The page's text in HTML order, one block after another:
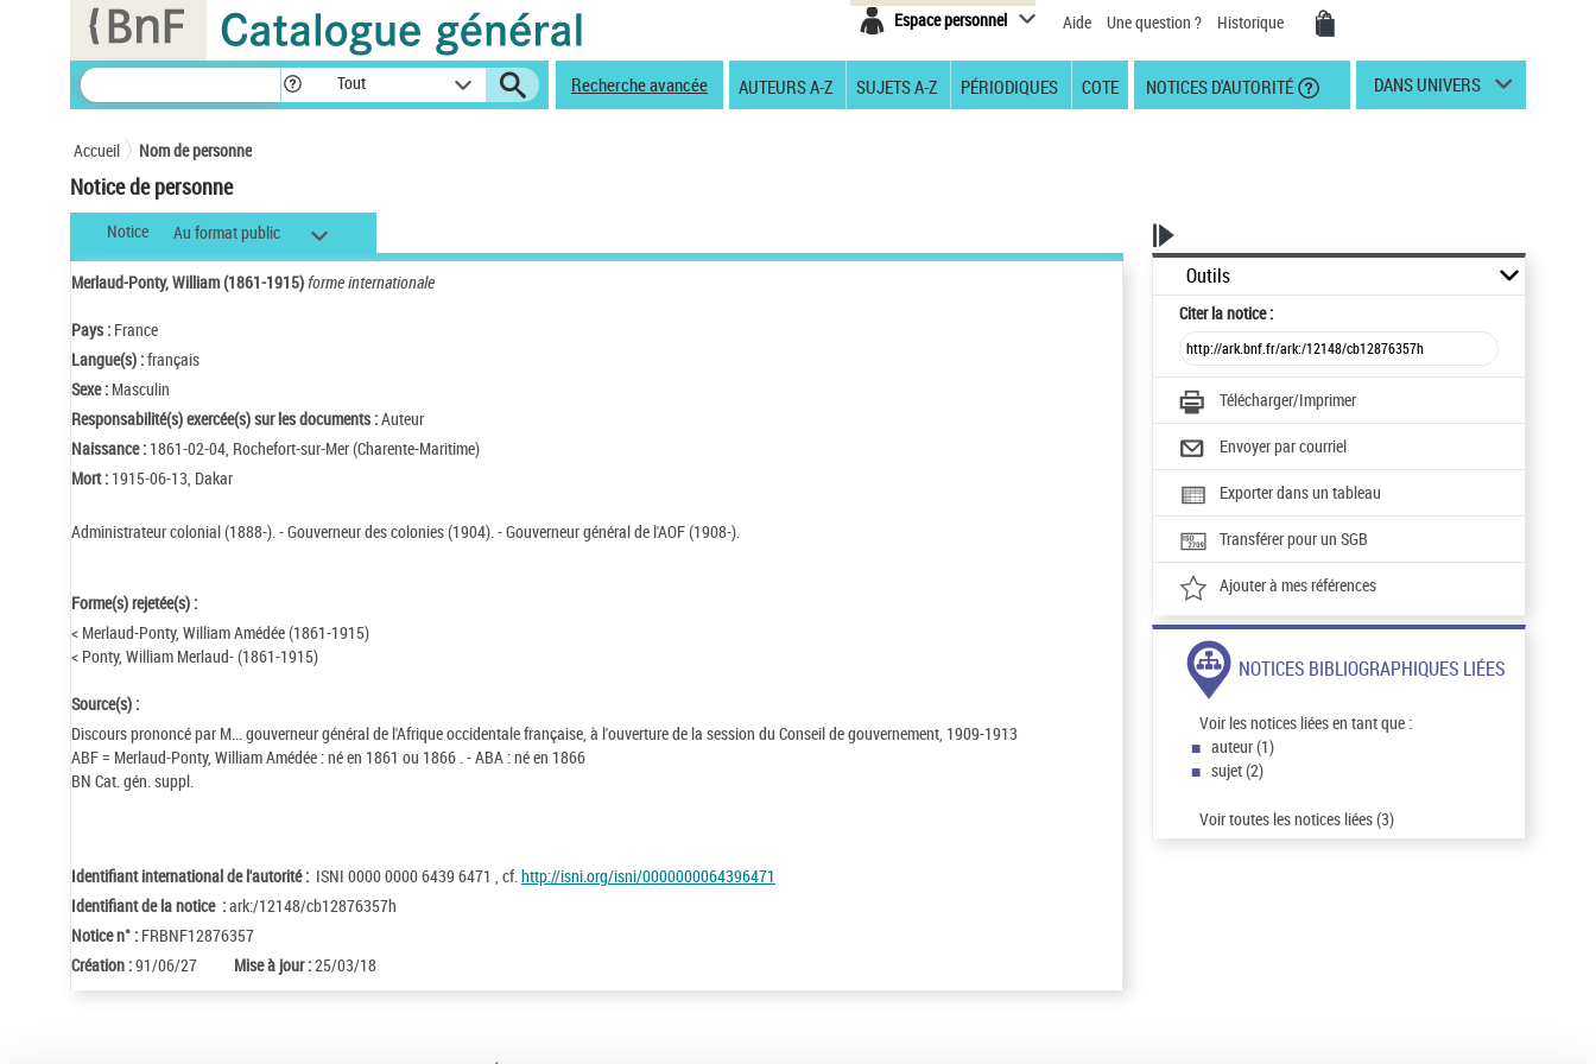
Espace personnel Aide Une question ? Historique
Tout Recherche avancée AUTEURS A-Z SUJETS A-Z PÉRIODIQUES COTE NOTICES D'AUTORITÉ DANS UNIVERS
Accueil Nom de personne
Notice de personne
Notice Au format public
Merlaud-Ponty, William (1861-1915)forme internationale
Pays : France
Langue(s) :français
Sexe : Masculin
Responsabilité(s) exercée(s) sur les documents :Auteur
Naissance : 1861-02-04, Rochefort-sur-Mer (Charente-Maritime)
Mort : 1915-06-13, Dakar
Administrateur colonial (1888-). - Gouverneur des colonies (1904). - Gouverneur général de l'AOF (1908-).
Forme(s) rejetée(s) :
< Merlaud-Ponty, William Amédée (1861-1915)
< Ponty, William Merlaud- (1861-1915)
Source(s) :
Discours prononcé par M... gouverneur général de l'Afrique occidentale française, à l'ouverture de la session du Conseil de gouvernement, 1909-1913
ABF = Merlaud-Ponty, William Amédée : né en 1861 ou 1866 . - ABA : né en 1866
BN Cat. gén. suppl.
Identifiant international de l'autorité : ISNI 0000 0000 6439 6471 , cf.http://isni.org/isni/0000000064396471
Identifiant de la notice :ark:/12148/cb12876357h
Notice n° : FRBNF12876357
Création :91/06/27 Mise à jour :25/03/18
Outils
Citerla notice :
Télécharger/Imprimer
Envoyer par courriel
Exporter dans un tableau
Transférer pour un SGB
Ajouter à mes références
NOTICES BIBLIOGRAPHIQUES LIÉES
Voir les notices liées en tant que :
auteur (1)
sujet (2)
Voir toutes les notices liées (3)
Panneau de gestion des cookies